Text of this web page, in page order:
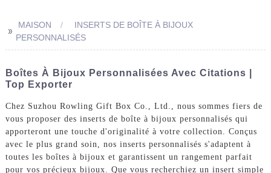
>> MAISON
INSERTS DE BOÎTE À BIJOUX
PERSONNALISÉS
Boîtes À Bijoux Personnalisées Avec Citations |
Top Exporter
Chez Suzhou Rowling Gift Box Co., Ltd., nous sommes fiers de
vous proposer des inserts de boîte à bijoux personnalisés qui
apporteront une touche d'originalité à votre collection. Conçus
avec le plus grand soin, nos inserts personnalisés s'adaptent à
toutes les boîtes à bijoux et garantissent un rangement parfait
pour vos précieux bijoux. Que vous recherchiez un insert simple